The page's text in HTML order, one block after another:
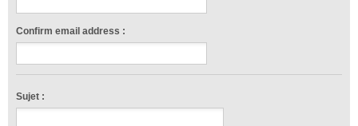
Confirm email address :
Sujet :